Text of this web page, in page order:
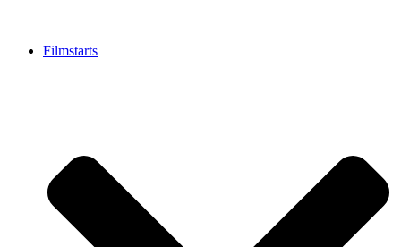
Filmstarts